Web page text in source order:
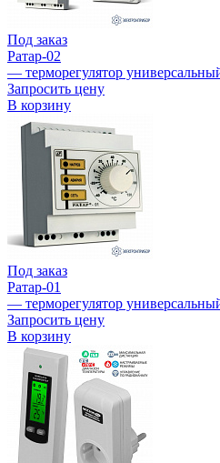
Под заказ
Ратар-02
— терморегулятор
Запросить цену
В корзину
Под заказ
Ратар-01
— терморегулятор
Запросить цену
В корзину